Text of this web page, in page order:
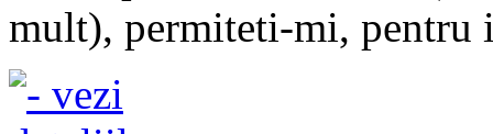
mult), permiteti-mi, pentru